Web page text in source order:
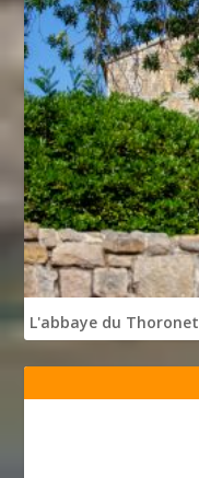
L'abbaye du Thoronet